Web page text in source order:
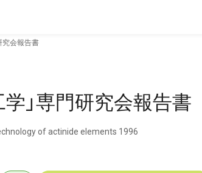
究会報告書
」専門研究会報告書
of actinide elements 1996